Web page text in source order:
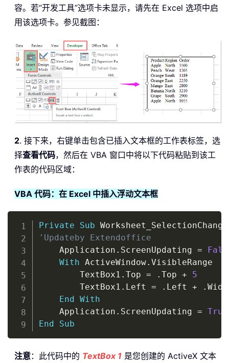
容。若“开发工具”选项卡未显示，请先在 Excel 选项中启
用该选项卡。参见截图：
2. 接下来，右键单击包含已插入文本框的工作表标签，选
择查看代码，然后在 VBA 窗口中将以下代码粘贴到该工
作表的代码区域：
VBA 代码：在 Excel 中插入浮动文本框
Private Sub Worksheet_SelectionChange
'Updateby Extendoffice
    Application
. ScreenUpdating =
With ActiveWindow. VisibleRange
        TextBox1
. Top = . Top +
5
        TextBox1
. Left = . Left + .
End
With
    Application
. ScreenUpdating = True
End
Sub
Copy
注意：此代码中的 TextBox 1 是您创建的 ActiveX 文本